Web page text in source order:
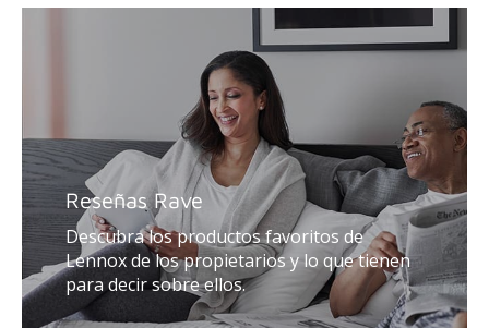
Reseñas Rave
Descubra los productos favoritos de
Lennox de los propietarios y lo que tienen
para decir sobre ellos.